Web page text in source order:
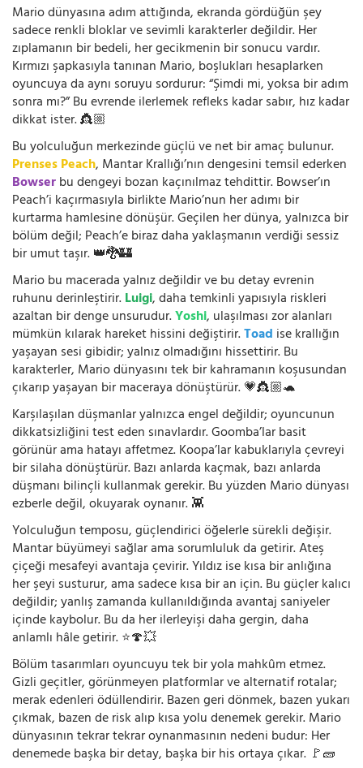
Mario dünyasına adım attığında, ekranda gördüğün şey
sadece renkli bloklar ve sevimli karakterler değildir. Her
zıplamanın bir bedeli, her gecikmenin bir sonucu vardır.
Kırmızı şapkasıyla tanınan Mario, boşlukları hesaplarken
oyuncuya da aynı soruyu sordurur: “Şimdi mi, yoksa bir adım
sonra mı?” Bu evrende ilerlemek refleks kadar sabır, hız kadar
dikkat ister. 👸🏼
Bu yolculuğun merkezinde güçlü ve net bir amaç bulunur.
Prenses Peach, Mantar Krallığı’nın dengesini temsil ederken
Bowserbu dengeyi bozan kaçınılmaz tehdittir. Bowser’ın
Peach’i kaçırmasıyla birlikte Mario’nun her adımı bir
kurtarma hamlesine dönüşür. Geçilen her dünya, yalnızca bir
bölüm değil; Peach’e biraz daha yaklaşmanın verdiği sessiz
bir umut taşır. 👑🐉🏰
Mario bu macerada yalnız değildir ve bu detay evrenin
ruhunu derinleştirir.Luigi, daha temkinli yapısıyla riskleri
azaltan bir denge unsurudur.Yoshi, ulaşılması zor alanları
mümkün kılarak hareket hissini değiştirir.Toad ise krallığın
yaşayan sesi gibidir; yalnız olmadığını hissettirir. Bu
karakterler, Mario dünyasını tek bir kahramanın koşusundan
çıkarıp yaşayan bir maceraya dönüştürür. 💗👸🏼🐢
Karşılaşılan düşmanlar yalnızca engel değildir; oyuncunun
dikkatsizliğini test eden sınavlardır. Goomba’lar basit
görünür ama hatayı affetmez. Koopa’lar kabuklarıyla çevreyi
bir silaha dönüştürür. Bazı anlarda kaçmak, bazı anlarda
düşmanı bilinçli kullanmak gerekir. Bu yüzden Mario dünyası
ezberle değil, okuyarak oynanır. 👾
Yolculuğun temposu, güçlendirici öğelerle sürekli değişir.
Mantar büyümeyi sağlar ama sorumluluk da getirir. Ateş
çiçeği mesafeyi avantaja çevirir. Yıldız ise kısa bir anlığına
her şeyi susturur, ama sadece kısa bir an için. Bu güçler kalıcı
değildir; yanlış zamanda kullanıldığında avantaj saniyeler
içinde kaybolur. Bu da her ilerleyişi daha gergin, daha
anlamlı hâle getirir. ⭐🍄💥
Bölüm tasarımları oyuncuyu tek bir yola mahkûm etmez.
Gizli geçitler, görünmeyen platformlar ve alternatif rotalar;
merak edenleri ödüllendirir. Bazen geri dönmek, bazen yukarı
çıkmak, bazen de risk alıp kısa yolu denemek gerekir. Mario
dünyasının tekrar tekrar oynanmasının nedeni budur: Her
denemede başka bir detay, başka bir his ortaya çıkar. 🚩🧱